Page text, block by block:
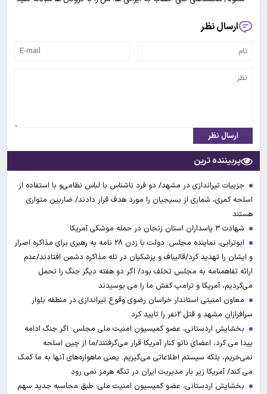
ارسال نظر
ارسال نظر
پربیننده ترین
جزییات تیراندازی در مشهد/ دو فرد ناشناس با لباس نظامی‌و با استفاده از
اسلحه کمری، شماری از بسیجیان را مورد هدف قرار دادند/ ضاربین متواری
هستند
شهادت ۳ ‌پاسداران استان زنجان در حمله موشکی آمریکا
ابوترابی، نماینده مجلس: دولت با زدن ۲۸ نامه به رهبری برای مذاکره اصرار
و ایشان را تهدید کرد/قالیباف و پزشکیان در تله مذاکره دشمن افتادند/عدم
ارائه تفاهمنامه به مجلس تخلف بود/ اگر دو هفته دیگر جنگ را تحمل
می‌کردیم، آمریکا و ترامپ کفش ما را می بوسیدند
معاون امنیتی استاندار خراسان رضوی وقوع تیراندازی در منطقه بلوار
سرافرازان مشهد و قتل ۲نفر را تایید کرد
بخشایش اردستانی، عضو کمیسیون امنیت ملی مجلس: اگر جنگ ادامه
پیدا می کرد، اعضای ناتو کنار آمریکا قرار می‌گرفتند/ما از چین اسلحه
نمی‌خریم، بلکه سیستم اطلاعاتی می‌گیریم. یعنی ماهواره‌های آنها به ما کمک
می کند/ آمریکا زیر بار مدیریت ایران در تنگه هرمز نمی رود
بخشایش اردستانی، عضو کمیسیون امنیت ملی: طبق محاسبه جدید سهم